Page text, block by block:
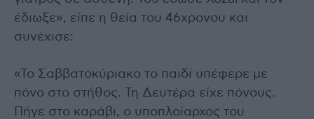
έδιωξε», είπε η θεία του 46χρονου και
συνέχισε:
«Το Σαββατοκύριακο το παιδί υπέφερε με
πόνο στο στήθος. Τη Δευτέρα είχε πόνους.
Πήγε στο καράβι, ο υποπλοίαρχος του